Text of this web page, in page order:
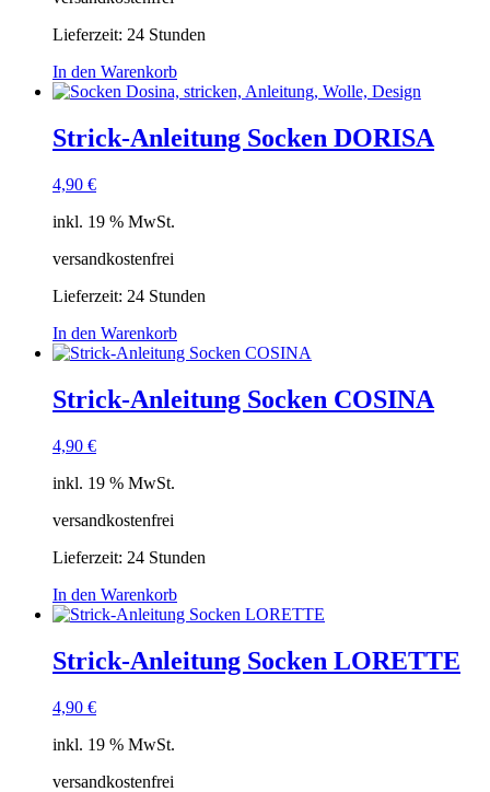
Lieferzeit: 24 Stunden
In den Warenkorb
Strick-Anleitung Socken DORISA
4,90 €
inkl. 19 % MwSt.
versandkostenfrei
Lieferzeit: 24 Stunden
In den Warenkorb
Strick-Anleitung Socken COSINA
4,90 €
inkl. 19 % MwSt.
versandkostenfrei
Lieferzeit: 24 Stunden
In den Warenkorb
Strick-Anleitung Socken LORETTE
4,90 €
inkl. 19 % MwSt.
versandkostenfrei